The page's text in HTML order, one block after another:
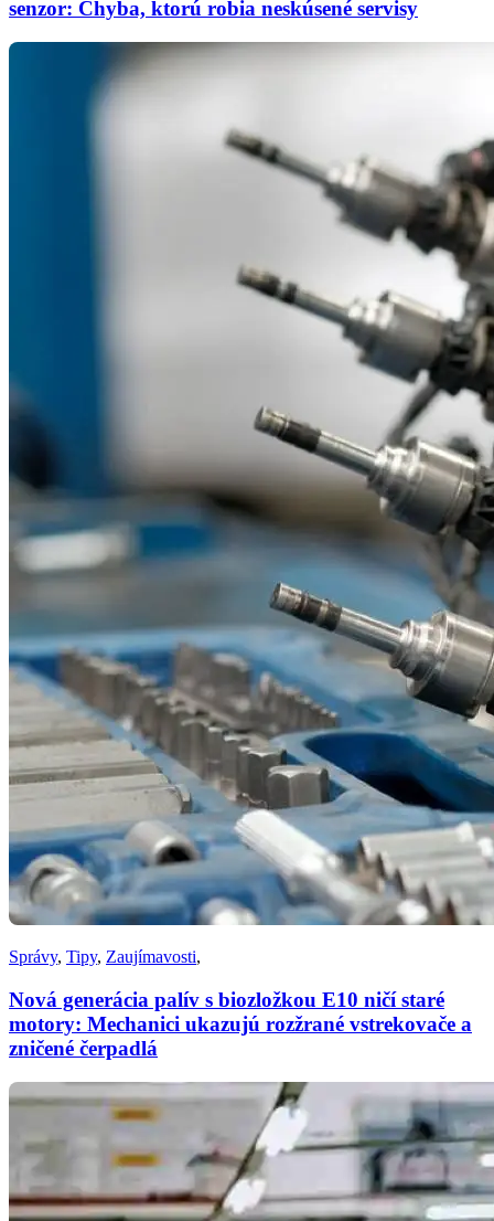
senzor: Chyba, ktorú robia neskúsené servisy
Správy, Tipy, Zaujímavosti,
Nová generácia palív s biozložkou E10 ničí staré
motory: Mechanici ukazujú rozžrané vstrekovače a
zničené čerpadlá